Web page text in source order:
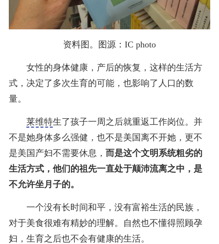
资料图。图源：IC photo
女性的身体健康，产后的恢复，这样的生活方
式，决定了多次生育的可能，也影响了人口的数
量。
莱维特生了孩子一周之后就重返工作岗位。并
不是她身体多么强健，也不是美国离不开她，更不
是美国产妇不需要休息， 而是这个文明系统粗劣的
生活方式，他们的祖先一直处于颠沛流离之中，是
不允许坐月子的。
一个没有长时间和平，没有富裕生活的民族，
对于美食很难有精妙的理解。自然也不懂得照顾孕
妇，生育之后也不会有健康的生活。